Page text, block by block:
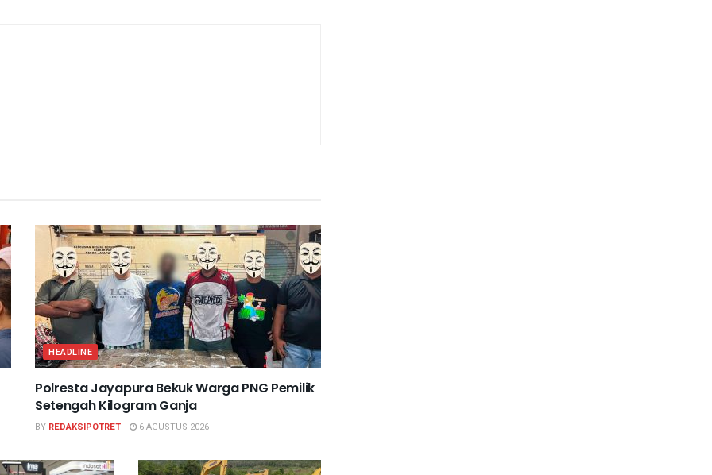
HEADLINE
Polresta Jayapura Bekuk Warga PNG Pemilik
Setengah Kilogram Ganja
BY REDAKSIPOTRET 6 AGUSTUS 2026